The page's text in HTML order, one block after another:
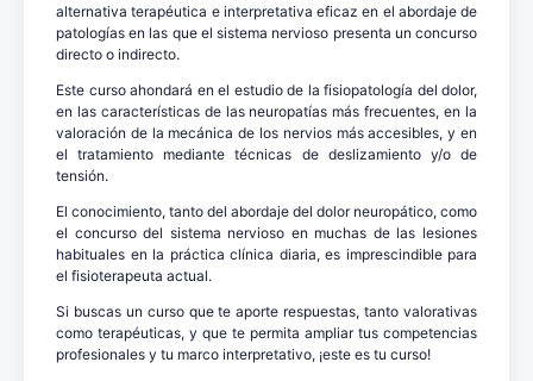
alternativa terapéutica e interpretativa eficaz en el abordaje de
patologías en las que el sistema nervioso presenta un concurso
directo o indirecto.
Este curso ahondará en el estudio de la fisiopatología del dolor,
en las características de las neuropatías más frecuentes, en la
valoración de la mecánica de los nervios más accesibles, y en
el tratamiento mediante técnicas de deslizamiento y/o de
tensión.
El conocimiento, tanto del abordaje del dolor neuropático, como
el concurso del sistema nervioso en muchas de las lesiones
habituales en la práctica clínica diaria, es imprescindible para
el fisioterapeuta actual.
Si buscas un curso que te aporte respuestas, tanto valorativas
como terapéuticas, y que te permita ampliar tus competencias
profesionales y tu marco interpretativo, ¡este es tu curso!